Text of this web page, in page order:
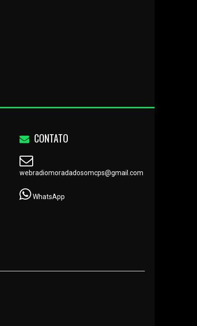
CONTATO
webradiomoradadosomcps@gmail.com
WhatsApp